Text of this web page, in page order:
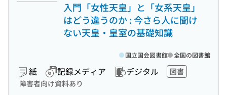
入門「女性天皇」と「女系天皇」
はどう違うのか : 今さら人に聞け
ない天皇・皇室の基礎知識
紙 記録メディア デジタル
図書
障害者向け資料あり
国立国会図書館 全国の図書館